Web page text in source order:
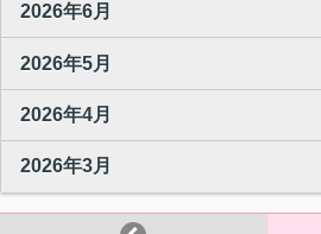
2026年6月
2026年5月
2026年4月
2026年3月